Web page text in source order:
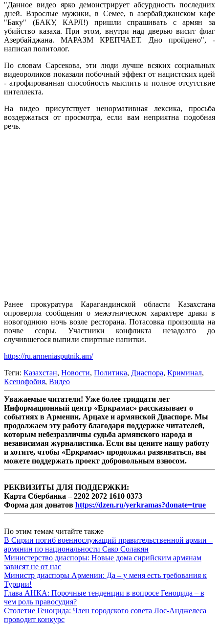
"Данное видео ярко демонстрирует абсурдность последних
дней. Взрослые мужики, в Семее, в азербайджанском кафе
"Баку" (БАКУ, КАРЛ!) пришли спрашивать с армян за
убийство казаха. При этом, внутри над дверью висит флаг
Азербайджана. МАРАЗМ КРЕПЧАЕТ. Дно пройдено", -
написал политолог.
По словам Сарсекова, эти люди лучше всяких социальных
видеороликов показали побочный эффект от нацистских идей
- атрофированная способность мыслить и полное отсутствие
интеллекта.
На видео присутствует ненормативная лексика, просьба
воздержаться от просмотра, если вам неприятна подобная
речь.
Ранее прокуратура Карагандинской области Казахстана
опровергла сообщения о межэтническом характере драки в
новогоднюю ночь возле ресторана. Потасовка произошла на
почве ссоры. Участники конфликта незадолго до
случившегося выпили спиртные напитки.
https://ru.armeniasputnik.am/
Теги: Казахстан, Новости, Политика, Диаспора, Криминал,
Ксенофобия, Видео
Уважаемые читатели! Уже более тридцати лет
Информационный центр «Еркрамас» рассказывает о
событиях в Армении, Арцахе и армянской Диаспоре. Мы
продолжаем эту работу благодаря поддержке читателей,
которым небезразличны судьба армянского народа и
независимая журналистика. Если вы цените нашу работу
и хотите, чтобы «Еркрамас» продолжал развиваться, вы
можете поддержать проект добровольным взносом.
РЕКВИЗИТЫ ДЛЯ ПОДДЕРЖКИ:
Карта Сбербанка – 2202 2072 1610 0373
Форма для донатов https://dzen.ru/yerkramas?donate=true
По этим темам читайте также
В Сирии погиб военнослужащий правительственной армии –
армянин по национальности Сако Солакян
Министерство диаспоры: Новые дома сирийским армянам
зависят не от нас
Министр диаспоры Армении: Да – у меня есть требования к
Турции!
Глава АНКА: Порочные тенденции в вопросе Геноцида – в
чем роль правосудия?
Столетие Геноцида: Член городского совета Лос-Анджелеса
проводит конкурс